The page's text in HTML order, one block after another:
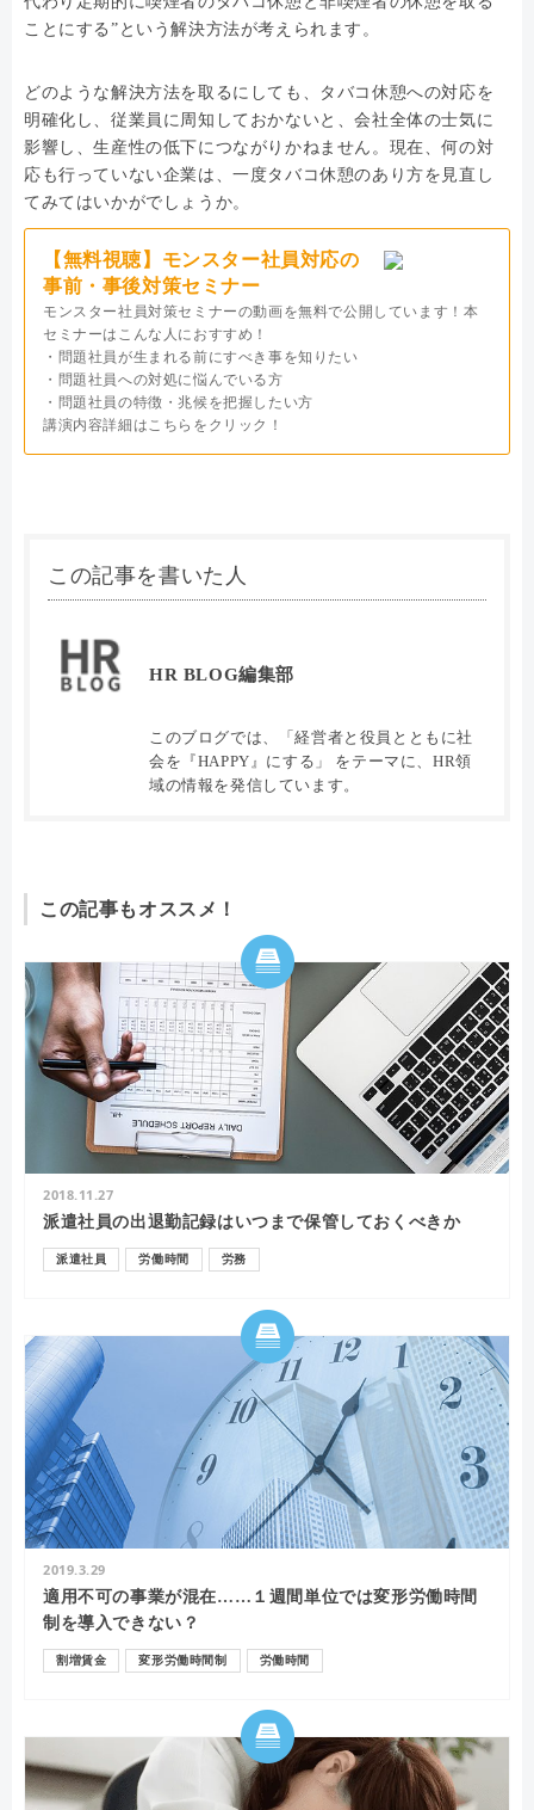
ことにする”という解決方法が考えられます。
どのような解決方法を取るにしても、タバコ休憩への対応を
明確化し、従業員に周知しておかないと、会社全体の士気に
影響し、生産性の低下につながりかねません。現在、何の対
応も行っていない企業は、一度タバコ休憩のあり方を見直し
てみてはいかがでしょうか。
【無料視聴】モンスター社員対応の
事前・事後対策セミナー
モンスター社員対策セミナーの動画を無料で公開しています！本
セミナーはこんな人におすすめ！
・問題社員が生まれる前にすべき事を知りたい
・問題社員への対処に悩んでいる方
・問題社員の特徴・兆候を把握したい方
講演内容詳細はこちらをクリック！
この記事を書いた人
HR BLOG編集部
このブログでは、「経営者と役員とともに社
会を『HAPPY』にする」 をテーマに、HR領
域の情報を発信しています。
この記事もオススメ！
2018.11.27
派遣社員の出退勤記録はいつまで保管しておくべきか
派遣社員 労働時間 労務
2019.3.29
適用不可の事業が混在……１週間単位では変形労働時間
制を導入できない？
割増賃金 変形労働時間制 労働時間